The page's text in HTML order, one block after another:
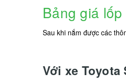
Bảng giá
Sau khi nắm được các
Với xe Toyota